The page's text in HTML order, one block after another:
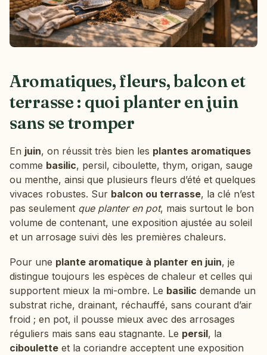
Aromatiques, fleurs, balcon et
terrasse : quoi planter en juin
sans se tromper
En juin, on réussit très bien les plantes aromatiques
comme basilic, persil, ciboulette, thym, origan, sauge
ou menthe, ainsi que plusieurs fleurs d’été et quelques
vivaces robustes. Sur balcon ou terrasse, la clé n’est
pas seulement que planter en pot, mais surtout le bon
volume de contenant, une exposition ajustée au soleil
et un arrosage suivi dès les premières chaleurs.
Pour une plante aromatique à planter en juin, je
distingue toujours les espèces de chaleur et celles qui
supportent mieux la mi-ombre. Le basilic demande un
substrat riche, drainant, réchauffé, sans courant d’air
froid ; en pot, il pousse mieux avec des arrosages
réguliers mais sans eau stagnante. Le persil, la
ciboulette et la coriandre acceptent une exposition